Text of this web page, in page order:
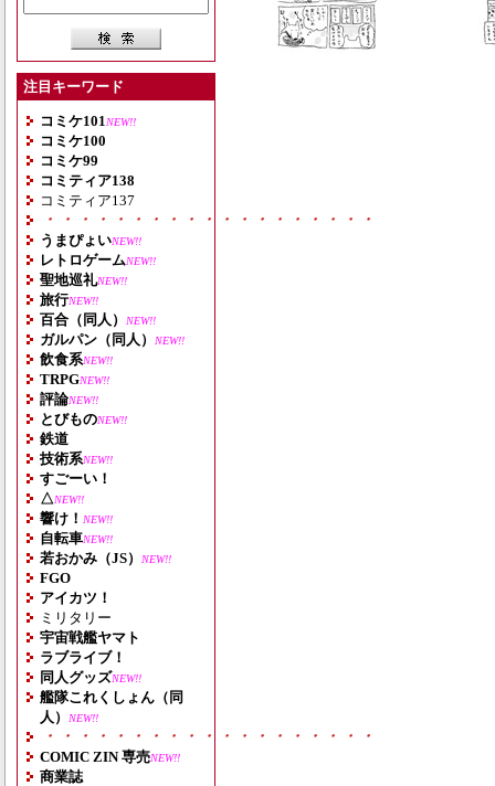
注目キーワード
コミケ101 NEW!!
コミケ100
コミケ99
コミティア138
コミティア137
・・・・・・・・・・・・・・・・・・・
うまぴょいNEW!!
レトロゲームNEW!!
聖地巡礼NEW!!
旅行NEW!!
百合（同人） NEW!!
ガルパン（同人） NEW!!
飲食系NEW!!
TRPGNEW!!
評論NEW!!
とびものNEW!!
鉄道
技術系NEW!!
すごーい！
△NEW!!
響け！ NEW!!
自転車NEW!!
若おかみ（JS） NEW!!
FGO
アイカツ！
ミリタリー
宇宙戦艦ヤマト
ラブライブ！
同人グッズNEW!!
艦隊これくしょん（同
人）
NEW!!
・・・・・・・・・・・・・・・・・・・
COMIC ZIN 専売NEW!!
商業誌